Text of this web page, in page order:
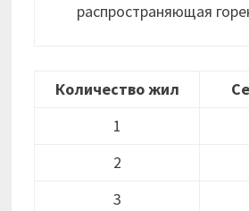
распространяющая
Количество жил
1
2
3